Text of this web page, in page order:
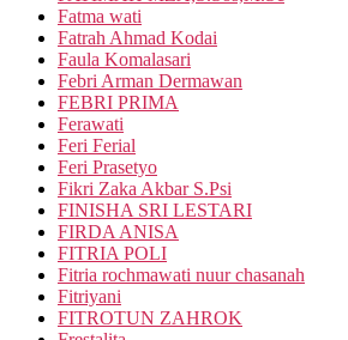
Fatma wati
Fatrah Ahmad Kodai
Faula Komalasari
Febri Arman Dermawan
FEBRI PRIMA
Ferawati
Feri Ferial
Feri Prasetyo
Fikri Zaka Akbar S.Psi
FINISHA SRI LESTARI
FIRDA ANISA
FITRIA POLI
Fitria rochmawati nuur chasanah
Fitriyani
FITROTUN ZAHROK